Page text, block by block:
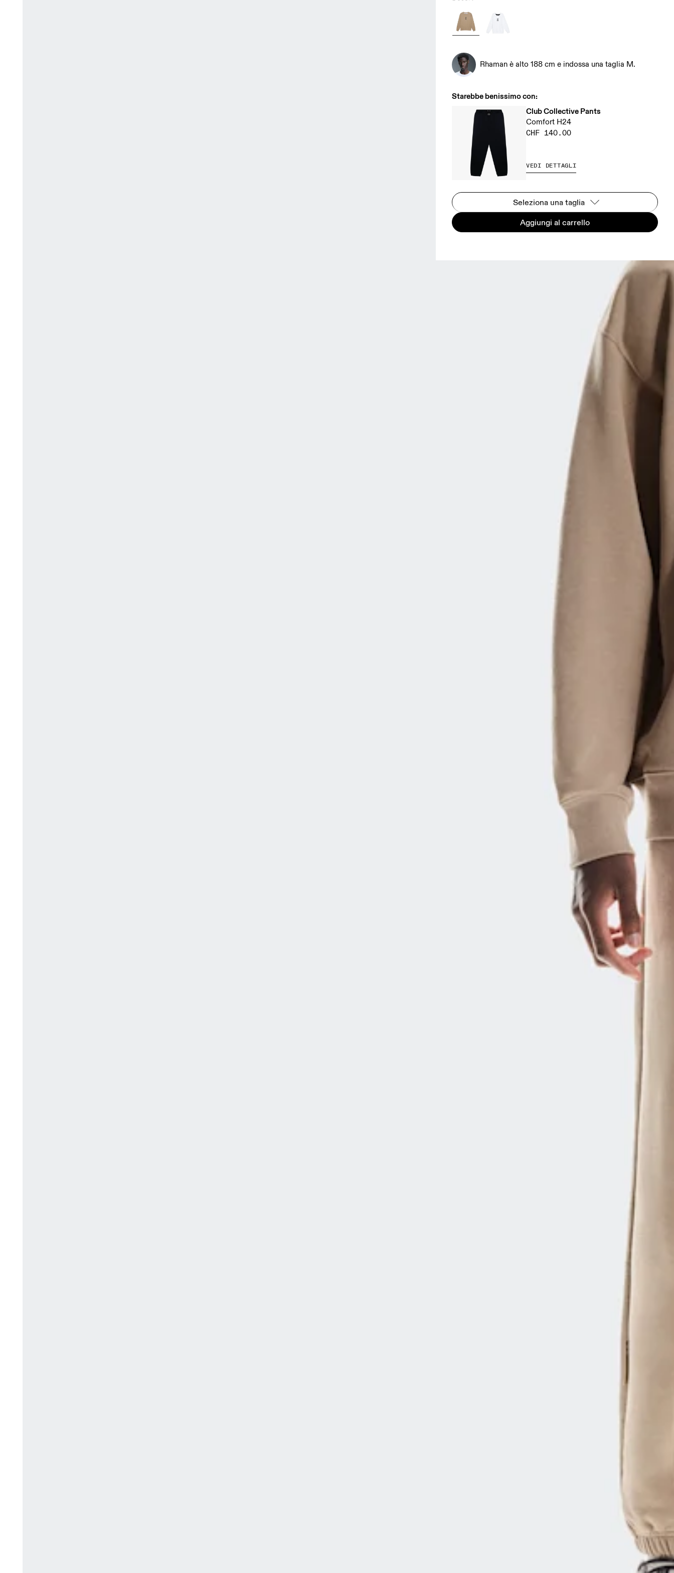
Rhaman è alto 188 cm e indossa una taglia M.
Starebbe benissimo con:
Club Collective Pants
Comfort H24
CHF 140.00
VEDI DETTAGLI
Seleziona una taglia
Aggiungi al carrello